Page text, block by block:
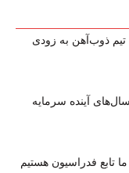
ذوب‌آهن به زودی
آینده سرمایه